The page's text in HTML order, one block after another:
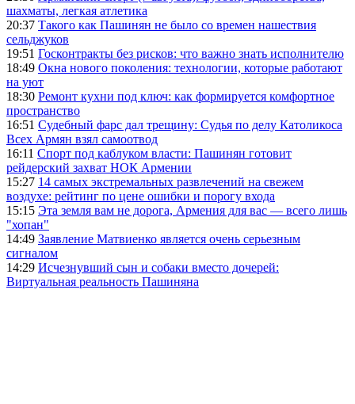
шахматы, легкая атлетика
20:37 Такого как Пашинян не было со времен нашествия
сельджуков
19:51 Госконтракты без рисков: что важно знать исполнителю
18:49 Окна нового поколения: технологии, которые работают
на уют
18:30 Ремонт кухни под ключ: как формируется комфортное
пространство
16:51 Судебный фарс дал трещину: Судья по делу Католикоса
Всех Армян взял самоотвод
16:11 Спорт под каблуком власти: Пашинян готовит
рейдерский захват НОК Армении
15:27 14 самых экстремальных развлечений на свежем
воздухе: рейтинг по цене ошибки и порогу входа
15:15 Эта земля вам не дорога, Армения для вас — всего лишь
"хопан"
14:49 Заявление Матвиенко является очень серьезным
сигналом
14:29 Исчезнувший сын и собаки вместо дочерей:
Виртуальная реальность Пашиняна